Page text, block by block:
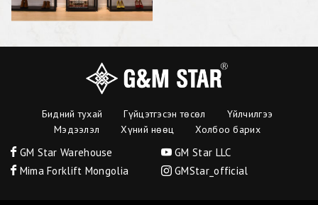
Бидний тухай Гүйцэтгэсэн төсөл
Үйлчилгээ
Мэдээлэл
Хүний нөөц Холбоо барих
GM Star Warehouse
GM Star LLC
Mima Forklift Mongolia
GMStar_official